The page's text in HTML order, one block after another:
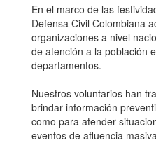
En el marco de las
Defensa Civil Colombiana
organizaciones a nivel
de atención a la población
departamentos.
Nuestros voluntarios han
brindar información
como para atender
eventos de afluencia